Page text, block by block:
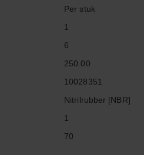
Per stuk
1
6
250.00
10028351
Nitrilrubber [NBR]
1
70